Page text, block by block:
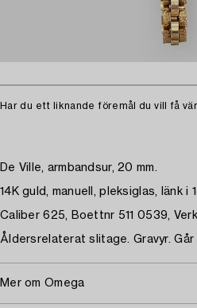
Har du ett liknande föremål du vill få
De Ville, armbandsur, 20 mm.
14K guld, manuell, pleksiglas, länk i
Caliber 625, Boettnr 511 0539,
Åldersrelaterat slitage. Gravyr. Går
Mer om Omega